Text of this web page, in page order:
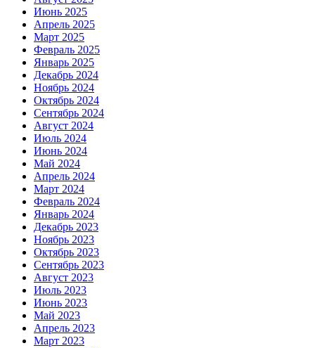
Июнь 2025
Апрель 2025
Март 2025
Февраль 2025
Январь 2025
Декабрь 2024
Ноябрь 2024
Октябрь 2024
Сентябрь 2024
Август 2024
Июль 2024
Июнь 2024
Май 2024
Апрель 2024
Март 2024
Февраль 2024
Январь 2024
Декабрь 2023
Ноябрь 2023
Октябрь 2023
Сентябрь 2023
Август 2023
Июль 2023
Июнь 2023
Май 2023
Апрель 2023
Март 2023